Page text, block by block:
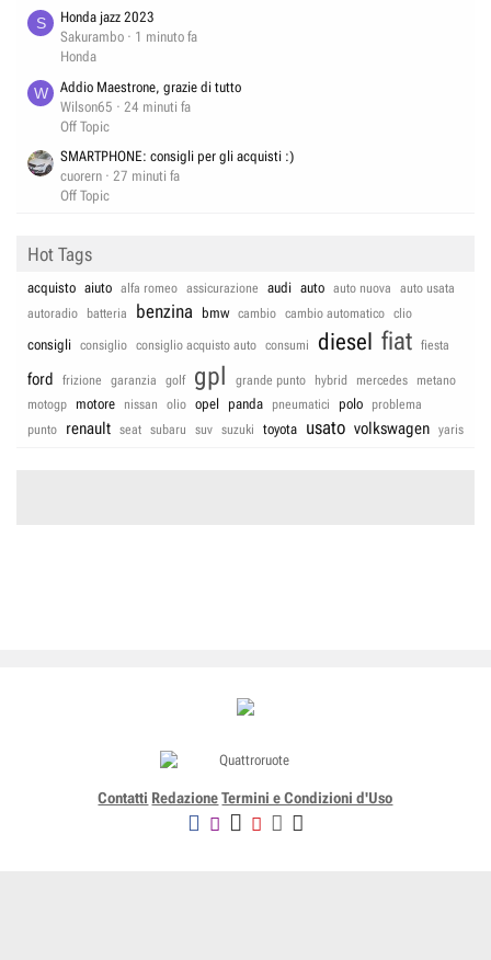
S
Honda jazz 2023
Sakurambo
1 minuto fa
Honda
W
Addio Maestrone, grazie di tutto
Wilson65
24 minuti fa
Off Topic
SMARTPHONE: consigli per gli acquisti :)
cuorern
27 minuti fa
Off Topic
Hot Tags
acquisto aiuto alfa romeo assicurazione audi auto auto nuova
auto usata
autoradio
batteria benzina bmw cambio cambio automatico clio
consigli consiglio consiglio acquisto auto consumi diesel fiat fiesta
ford frizione garanzia golf gpl grande punto hybrid mercedes
metano
motogp
motore nissan olio opel panda pneumatici polo
problema
punto
renault seat subaru suv suzuki toyota usato volkswagen yaris
Contatti Redazione Termini e Condizioni d'Uso